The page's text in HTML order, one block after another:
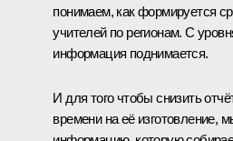
понимаем, как формируется
учителей по регионам. С
информация поднимается.
И для того чтобы снизить
времени на её изготовление,